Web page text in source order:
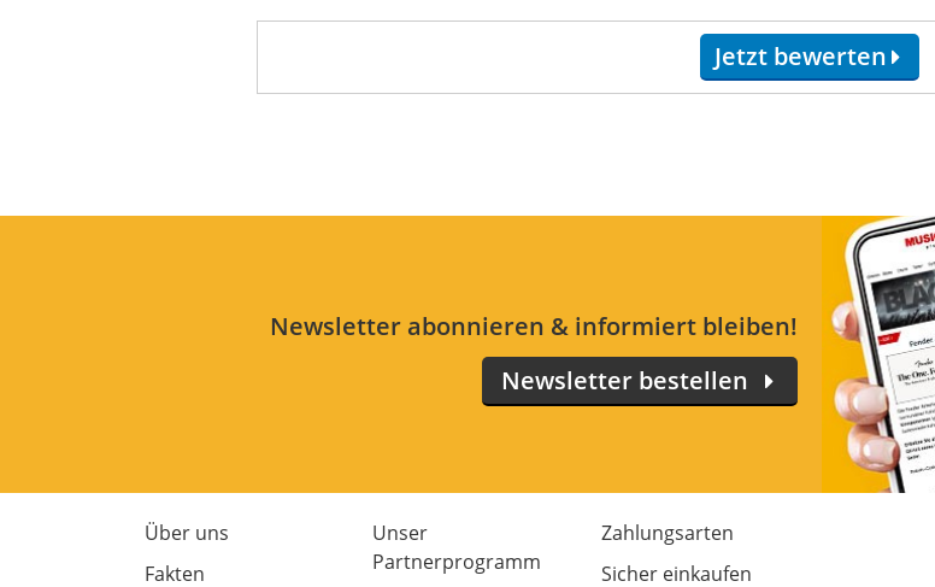
Jetzt bewerten
Newsletter abonnieren & informiert bleiben!
Newsletter bestellen
Über uns
Fakten
Unser
Partnerprogramm
Zahlungsarten
Sicher einkaufen